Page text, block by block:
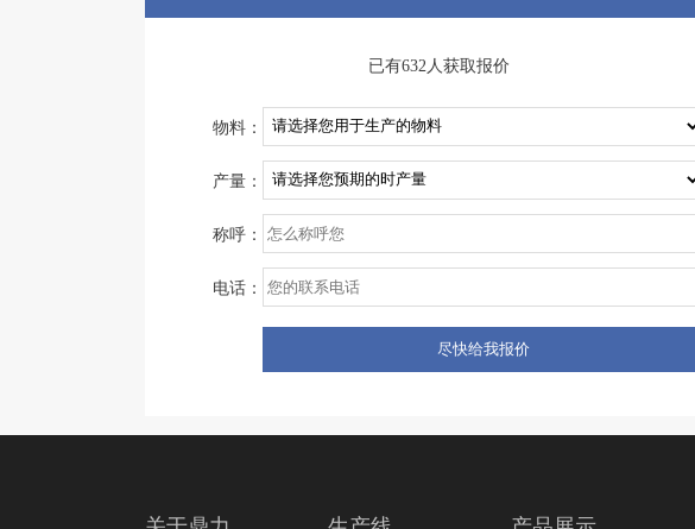
已有632人获取报价
物料：
产量：
称呼：
电话：